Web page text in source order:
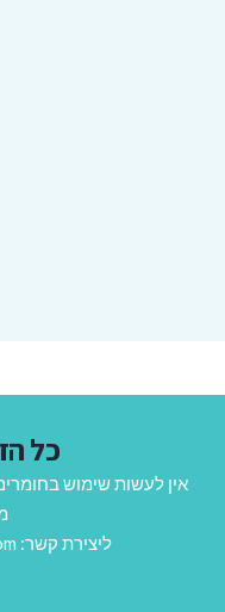
כל
אין לעשות שימוש
ליצירת קשר: Avihai.ZoomAt@gmail.com